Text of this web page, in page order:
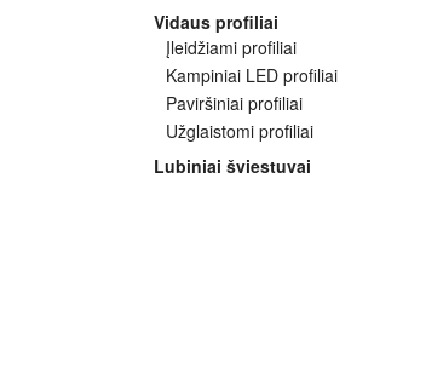
Vidaus profiliai
Įleidžiami profiliai
Kampiniai LED profiliai
Paviršiniai profiliai
Užglaistomi profiliai
Lubiniai šviestuvai